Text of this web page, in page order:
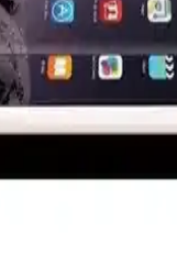
cihazlar için tercih
azaltırken
avantajlarıyla
Nano Cam
ekran koruyucu